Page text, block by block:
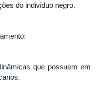
do individuo negro.
que possuem em